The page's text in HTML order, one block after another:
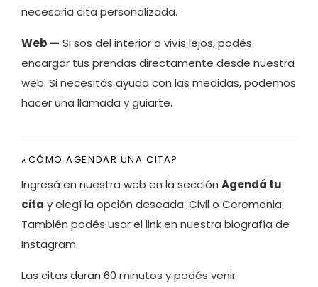
necesaria cita personalizada.
Web — Si sos del interior o vivís lejos, podés
encargar tus prendas directamente desde nuestra
web. Si necesitás ayuda con las medidas, podemos
hacer una llamada y guiarte.
¿CÓMO AGENDAR UNA CITA?
Ingresá en nuestra web en la sección Agendá tu
cita y elegí la opción deseada: Civil o Ceremonia.
También podés usar el link en nuestra biografía de
Instagram.
Las citas duran 60 minutos y podés venir